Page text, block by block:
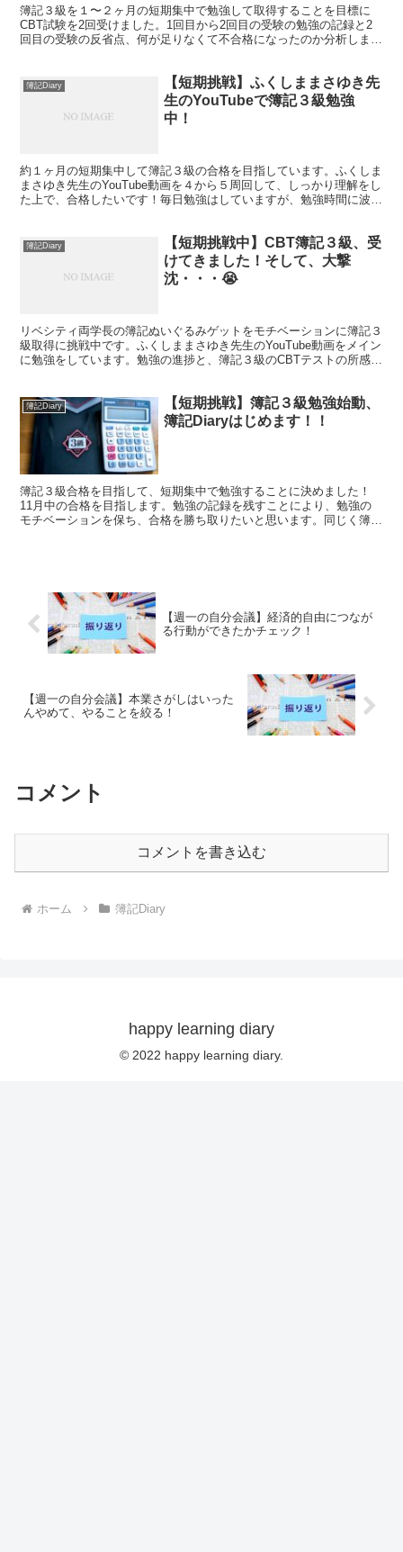
簿記３級を１〜２ヶ月の短期集中で勉強して取得することを目標に
CBT試験を2回受けました。1回目から2回目の受験の勉強の記録と2
回目の受験の反省点、何が足りなくて不合格になったのか分析しまし
簿記Diary
【短期挑戦】ふくしままさゆき先
生のYouTubeで簿記３級勉強
中！
約１ヶ月の短期集中して簿記３級の合格を目指しています。ふくしま
まさゆき先生のYouTube動画を４から５周回して、しっかり理解をし
た上で、合格したいです！毎日勉強はしていますが、勉強時間に波が
簿記Diary
【短期挑戦中】CBT簿記３級、受
けてきました！そして、大撃
沈・・・😭
リベシティ両学長の簿記ぬいぐるみゲットをモチベーションに簿記３
級取得に挑戦中です。ふくしままさゆき先生のYouTube動画をメイン
に勉強をしています。勉強の進捗と、簿記３級のCBTテストの所感、
簿記Diary
【短期挑戦】簿記３級勉強始動、
簿記Diaryはじめます！！
簿記３級合格を目指して、短期集中で勉強することに決めました！
11月中の合格を目指します。勉強の記録を残すことにより、勉強の
モチベーションを保ち、合格を勝ち取りたいと思います。同じく簿記
【週一の自分会議】経済的自由につなが
る行動ができたかチェック！
【週一の自分会議】本業さがしはいった
んやめて、やることを絞る！
コメント
コメントを書き込む
ホーム 簿記Diary
happy learning diary
© 2022 happy learning diary.